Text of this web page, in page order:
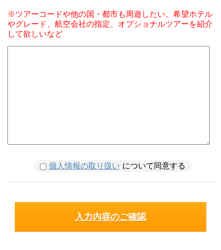
※ツアーコードや他の国・都市も周遊したい、希望ホテル
やグレード、航空会社の指定、オプショナルツアーを紹介
して欲しいなど
個人情報の取り扱い について同意する